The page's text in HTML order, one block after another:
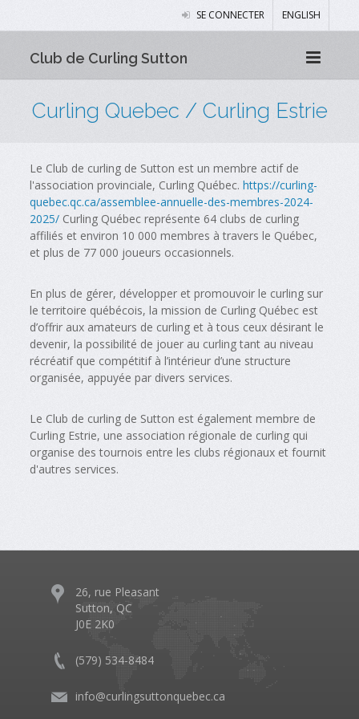
SE CONNECTER ENGLISH
Club de Curling Sutton
Curling Quebec / Curling Estrie
Le Club de curling de Sutton est un membre actif de
l'association provinciale, Curling Québec.https://curling-
quebec.qc.ca/assemblee-annuelle-des-membres-2024-
2025/ Curling Québec représente 64 clubs de curling
affiliés et environ 10 000 membres à travers le Québec,
et plus de 77 000 joueurs occasionnels.
En plus de gérer, développer et promouvoir le curling sur
le territoire québécois, la mission de Curling Québec est
d’offrir aux amateurs de curling et à tous ceux désirant le
devenir, la possibilité de jouer au curling tant au niveau
récréatif que compétitif à l’intérieur d’une structure
organisée, appuyée par divers services.
Le Club de curling de Sutton est également membre de
Curling Estrie, une association régionale de curling qui
organise des tournois entre les clubs régionaux et fournit
d'autres services.
26, rue Pleasant
Sutton, QC
J0E 2K0
(579) 534-8484
info@curlingsuttonquebec.ca